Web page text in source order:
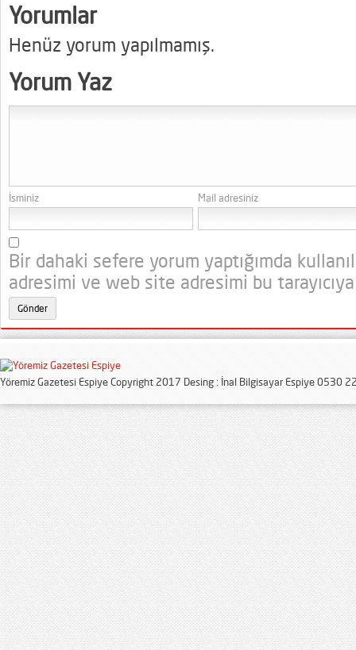
Yorumlar
Henüz yorum yapılmamış.
Yorum Yaz
İsminiz Mail adresiniz
Bir dahaki sefere yorum yaptığımda
adresimi ve web site adresimi bu
Yöremiz Gazetesi Espiye Copyright 2017 Desing : İnal Bilgisayar Espiye 0530